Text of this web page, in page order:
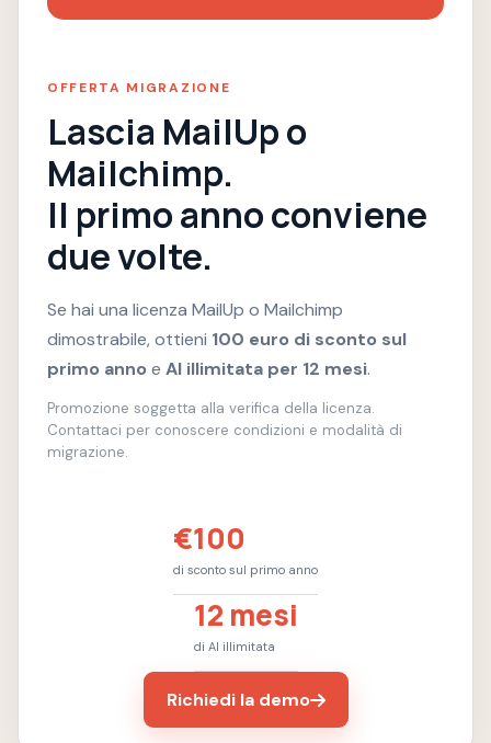
OFFERTA MIGRAZIONE
Lascia MailUp o
Mailchimp.
Il primo anno conviene
due volte.
Se hai una licenza MailUp o Mailchimp
dimostrabile, ottieni 100 euro di sconto sul
primo anno e AI illimitata per 12 mesi.
Promozione soggetta alla verifica della licenza.
Contattaci per conoscere condizioni e modalità di
migrazione.
€100
di sconto sul primo anno
12 mesi
di AI illimitata
Richiedi la demo